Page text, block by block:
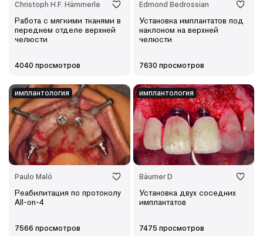
Christoph H.F. Hämmerle
Работа с мягкими тканями в
переднем отделе верхней
челюсти
4040 просмотров
Edmond Bedrossian
Установка имплантатов под
наклоном на верхней
челюсти
7630 просмотров
имплантология
Paulo Maló
Реабилитация по протоколу
All-on-4
7566 просмотров
имплантология
Bäumer D
Установка двух соседних
имплантатов
7475 просмотров